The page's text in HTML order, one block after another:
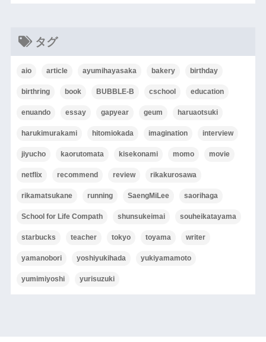
タグ
aio article ayumihayasaka bakery birthday
birthring book BUBBLE-B cschool education
enuando essay gapyear geum haruaotsuki
harukimurakami hitomiokada imagination interview
jiyucho kaorutomata kisekonami momo movie
netflix recommend review rikakurosawa
rikamatsukane running SaengMiLee saorihaga
School for Life Compath shunsukeimai souheikatayama
starbucks teacher tokyo toyama writer
yamanobori yoshiyukihada yukiyamamoto
yumimiyoshi yurisuzuki